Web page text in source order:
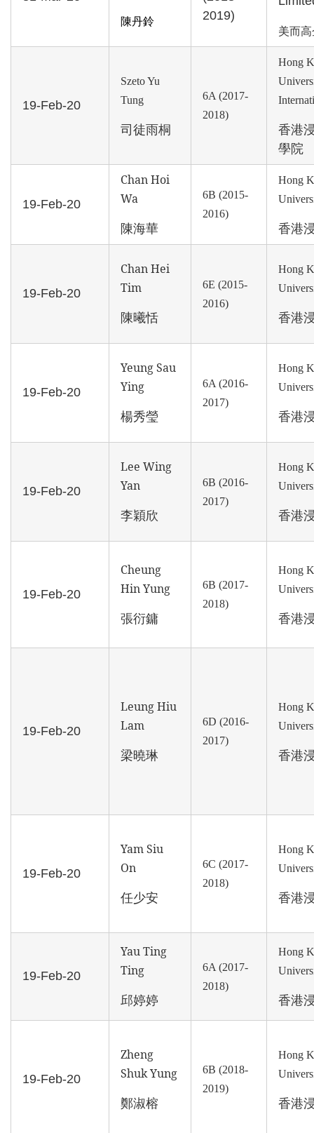
陳丹鈴
2019)
美而
19-Feb-20
Szeto Yu
Tung
司徒雨桐
6A (2017-
2018)
Hong
香港
學院
19-Feb-20
Chan Hoi
Wa
陳海華
6B (2015-
2016)
Hong
香港
19-Feb-20
Chan Hei
Tim
陳曦恬
6E (2015-
2016)
Hong
香港
19-Feb-20
Yeung Sau
Ying
楊秀瑩
6A (2016-
2017)
Hong
香港
19-Feb-20
Lee Wing
Yan
李穎欣
6B (2016-
2017)
Hong
香港
19-Feb-20
Cheung
Hin Yung
張衍鏞
6B (2017-
2018)
Hong
香港
19-Feb-20
Leung Hiu
Lam
梁曉琳
6D (2016-
2017)
Hong
香港
19-Feb-20
Yam Siu
On
任少安
6C (2017-
2018)
Hong
香港
19-Feb-20
Yau Ting
Ting
邱婷婷
6A (2017-
2018)
Hong
香港
19-Feb-20
Zheng
Shuk Yung
鄭淑榕
6B (2018-
2019)
Hong
香港